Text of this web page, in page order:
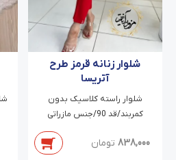
شلوار زنانه قرمز طرح
آتریسا
شلوار راسته کلاسیک بدون
کمربند/قد 90/جنس مازراتی
838,000 تومان